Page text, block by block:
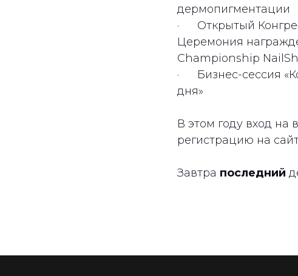
дермопигментации
· Открытый
Церемония
Championship
· Бизнес-сессия
дня»
В этом году вход на
регистрацию на
Завтра последний